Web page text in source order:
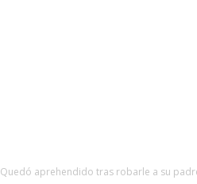
Quedó aprehendido tras robarle a su